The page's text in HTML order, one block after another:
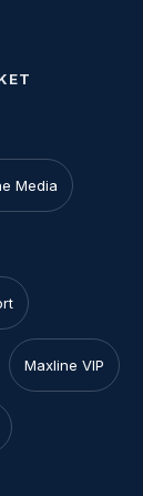
Media
Maxline VIP